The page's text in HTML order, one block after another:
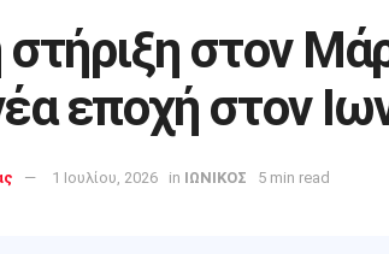
στον
εποχή στον
1 Ιουλίου, 2026 in ΙΩΝΙΚΟΣ 5 min read